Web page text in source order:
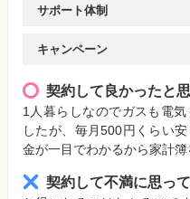
サポート体制
キャンペーン
契約して良かったと
1人暮らしなのでガスも電
したが、毎月500円くらい
金が一目でわかるから家計簿
契約して不満に思っ